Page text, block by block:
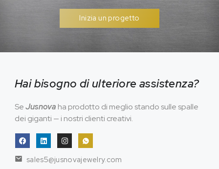
Inizia un progetto
Hai bisogno di ulteriore assistenza?
SeJusnova ha prodotto di meglio stando sulle spalle
dei giganti — i nostri clienti creativi.
sales5@jusnovajewelry.com